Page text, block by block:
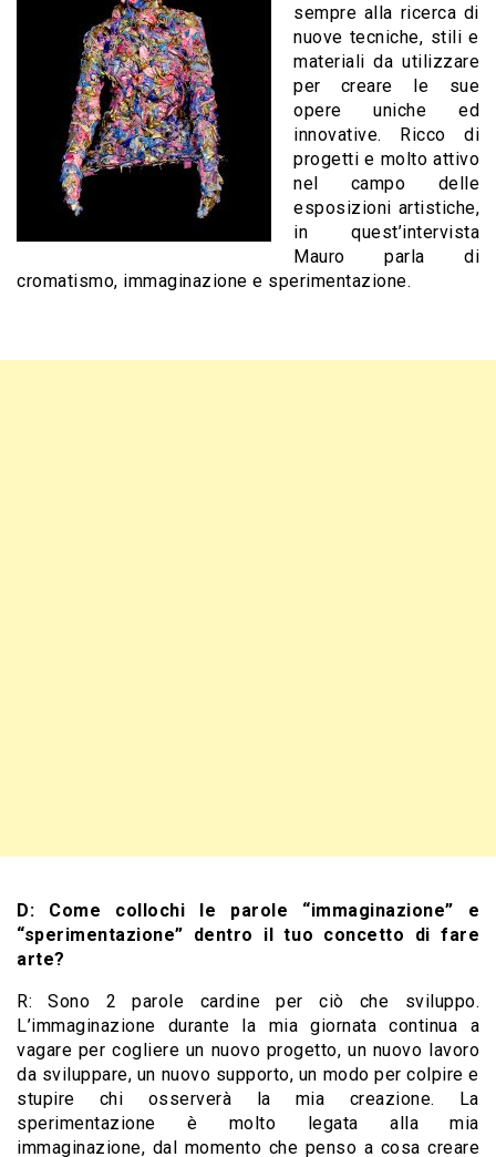
sempre alla ricerca di
nuove tecniche, stili e
materiali da utilizzare
per creare le sue
opere uniche ed
innovative. Ricco di
progetti e molto attivo
nel campo delle
esposizioni artistiche,
in quest’intervista
Mauro parla di
cromatismo, immaginazione e sperimentazione.
D: Come collochi le parole “immaginazione” e
“sperimentazione” dentro il tuo concetto di fare
arte?
R: Sono 2 parole cardine per ciò che sviluppo.
L’immaginazione durante la mia giornata continua a
vagare per cogliere un nuovo progetto, un nuovo lavoro
da sviluppare, un nuovo supporto, un modo per colpire e
stupire chi osserverà la mia creazione. La
sperimentazione è molto legata alla mia
immaginazione, dal momento che penso a cosa creare